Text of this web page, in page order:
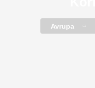
Avrupa